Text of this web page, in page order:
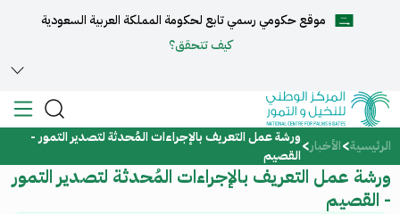
كيف تتحقق؟
English
الرئيسية
عن المركز
الرئيسية الأخبار ورشة عمل التعريف بالإجراءات المُحدثة لتصدير التمور -
القصيم
ورشة عمل التعريف بالإجراءات المُحدثة لتصدير التمور
- القصيم